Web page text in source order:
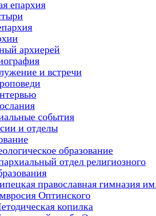
епархия
архиерей
и встречи
события
и отделы
образование
отдел религиозного
православная гимназия
Оптинского
копилка